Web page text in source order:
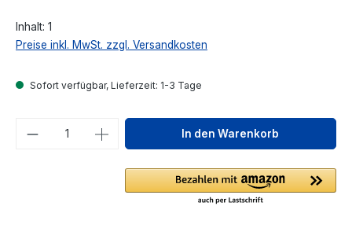
Inhalt: 1
Preise inkl. MwSt. zzgl. Versandkosten
Sofort verfügbar, Lieferzeit: 1-3 Tage
Produkt Anzahl: Gib denIn den Warenkorb